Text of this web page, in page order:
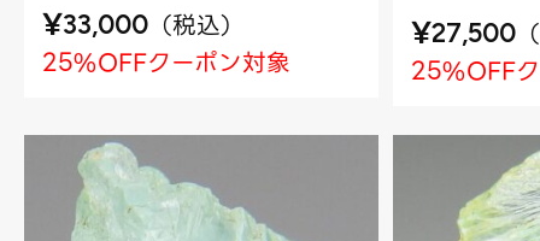
¥33,000 （税込）
25%OFFクーポン対象
¥27,500 （
25%OFF